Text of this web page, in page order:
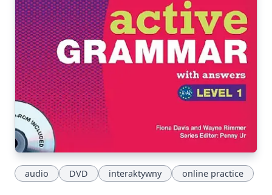
audio DVD interaktywny online practice